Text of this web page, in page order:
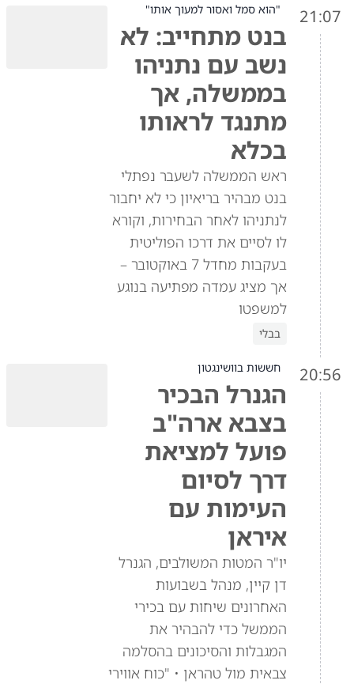
21:07 "הוא סמל ואסור למעוך אותו"
בנט מתחייב: לא
נשב עם נתניהו
בממשלה, אך
מתנגד לראותו
בכלא
ראש הממשלה לשעבר נפתלי
בנט מבהיר בריאיון כי לא יחבור
לנתניהו לאחר הבחירות, וקורא
לו לסיים את דרכו הפוליטית
בעקבות מחדל 7 באוקטובר –
אך מציג עמדה מפתיעה בנוגע
למשפטו
בבלי
20:56 חששות בוושינגטון
הגנרל הבכיר
בצבא ארה"ב
פועל למציאת
דרך לסיום
העימות עם
איראן
יו"ר המטות המשולבים, הגנרל
דן קיין, מנהל בשבועות
האחרונים שיחות עם בכירי
הממשל כדי להבהיר את
המגבלות והסיכונים בהסלמה
צבאית מול טהראן • "כוח אווירי